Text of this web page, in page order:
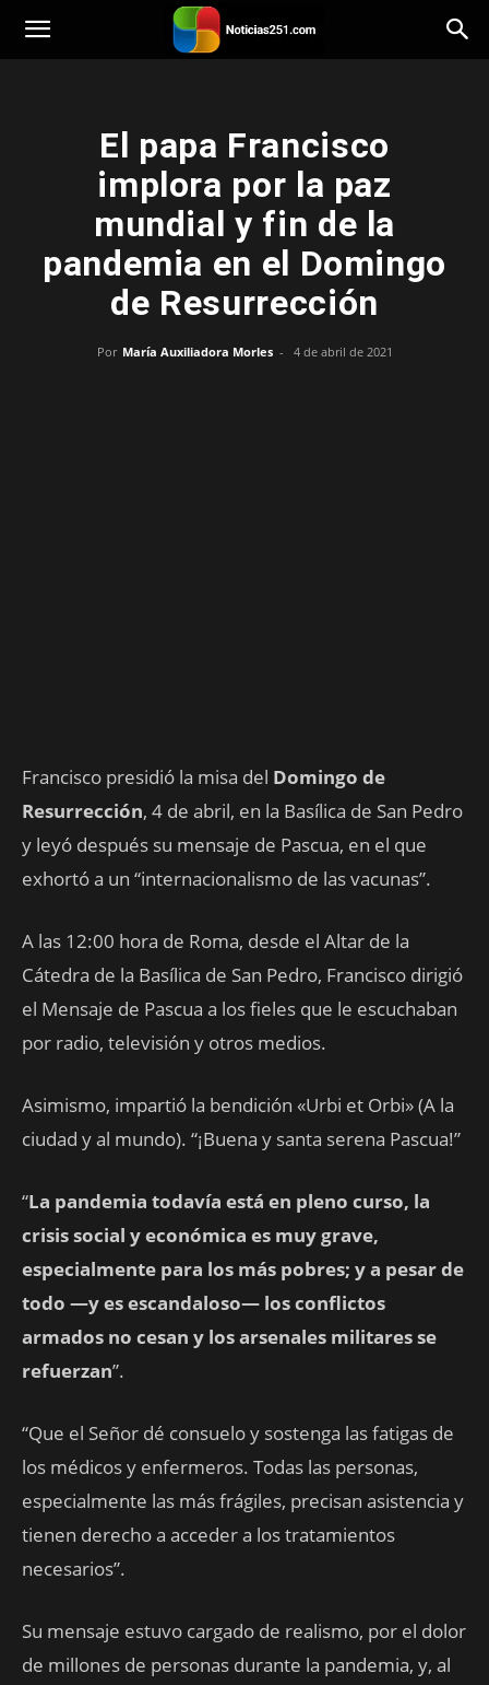
Noticias251
El papa Francisco
implora por la paz
mundial y fin de la
pandemia en el Domingo
de Resurrección
Por María Auxiliadora Morles - 4 de abril de 2021
Francisco presidió la misa del Domingo de
Resurrección, 4 de abril, en la Basílica de San Pedro
y leyó después su mensaje de Pascua, en el que
exhortó a un “internacionalismo de las vacunas”.
A las 12:00 hora de Roma, desde el Altar de la
Cátedra de la Basílica de San Pedro, Francisco dirigió
el Mensaje de Pascua a los fieles que le escuchaban
por radio, televisión y otros medios.
Asimismo, impartió la bendición «Urbi et Orbi» (A la
ciudad y al mundo). “¡Buena y santa serena Pascua!”
“La pandemia todavía está en pleno curso, la
crisis social y económica es muy grave,
especialmente para los más pobres; y a pesar de
todo —y es escandaloso— los conflictos
armados no cesan y los arsenales militares se
refuerzan”.
“Que el Señor dé consuelo y sostenga las fatigas de
los médicos y enfermeros. Todas las personas,
especialmente las más frágiles, precisan asistencia y
tienen derecho a acceder a los tratamientos
necesarios”.
Su mensaje estuvo cargado de realismo, por el dolor
de millones de personas durante la pandemia, y, al